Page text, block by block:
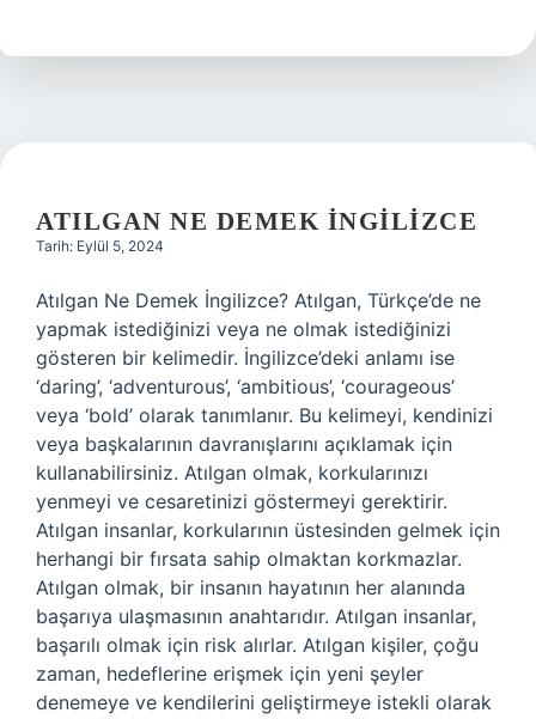
Yapıldı
ATILGAN NE DEMEK INGILIZCE
Tarih: Eylül 5, 2024
Atılgan Ne Demek İngilizce? Atılgan, Türkçe’de ne
yapmak istediğinizi veya ne olmak istediğinizi
gösteren bir kelimedir. İngilizce’deki anlamı ise
‘daring’, ‘adventurous’, ‘ambitious’, ‘courageous’
veya ‘bold’ olarak tanımlanır. Bu kelimeyi, kendinizi
veya başkalarının davranışlarını açıklamak için
kullanabilirsiniz. Atılgan olmak, korkularınızı
yenmeyi ve cesaretinizi göstermeyi gerektirir.
Atılgan insanlar, korkularının üstesinden gelmek için
herhangi bir fırsata sahip olmaktan korkmazlar.
Atılgan olmak, bir insanın hayatının her alanında
başarıya ulaşmasının anahtarıdır. Atılgan insanlar,
başarılı olmak için risk alırlar. Atılgan kişiler, çoğu
zaman, hedeflerine erişmek için yeni şeyler
denemeye ve kendilerini geliştirmeye istekli olarak